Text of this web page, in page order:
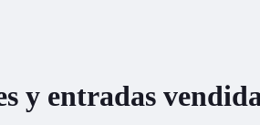
y entradas